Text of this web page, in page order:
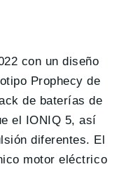
con un diseño
Prophecy de
de baterías de
el IONIQ 5, así
diferentes. El
motor eléctrico